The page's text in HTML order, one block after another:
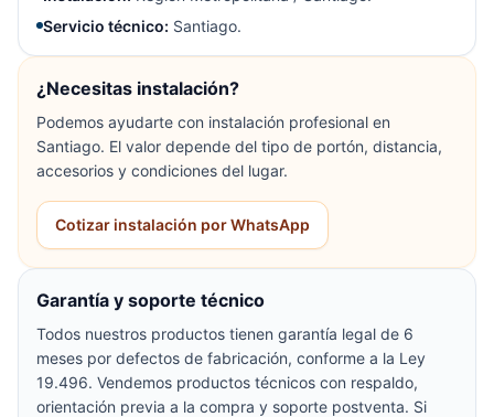
Servicio técnico: Santiago.
¿Necesitas instalación?
Podemos ayudarte con instalación profesional en
Santiago. El valor depende del tipo de portón, distancia,
accesorios y condiciones del lugar.
Cotizar instalación por WhatsApp
Garantía y soporte técnico
Todos nuestros productos tienen garantía legal de 6
meses por defectos de fabricación, conforme a la Ley
19.496. Vendemos productos técnicos con respaldo,
orientación previa a la compra y soporte postventa. Si